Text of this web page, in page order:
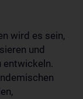
wird es sein,
und
entwickeln.